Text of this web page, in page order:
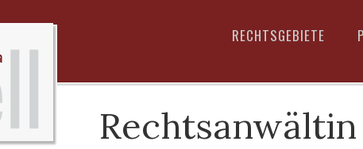
RECHTSGEBIETE